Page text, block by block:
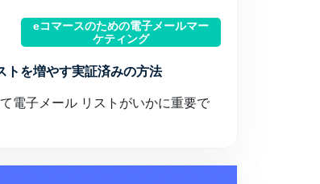
eコマースのための電子メールマー
ケティング
トを増やす実証済みの方法
電子メール リストがいかに重要で